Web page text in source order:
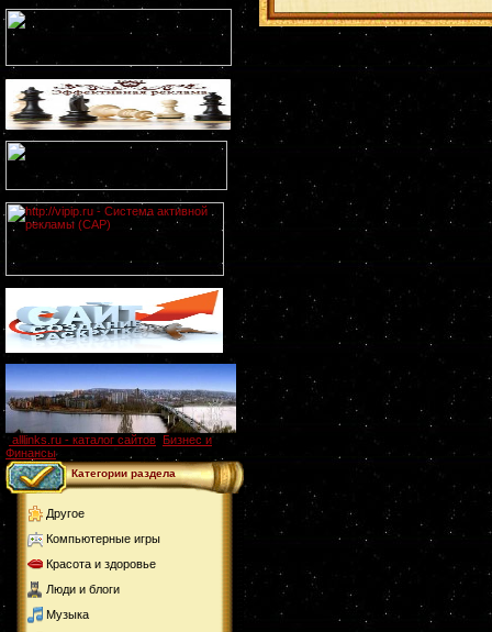
alllinks.ru - каталог сайтов Бизнес и
Финансы
Категории раздела
Другое
Компьютерные игры
Красота и здоровье
Люди и блоги
Музыка